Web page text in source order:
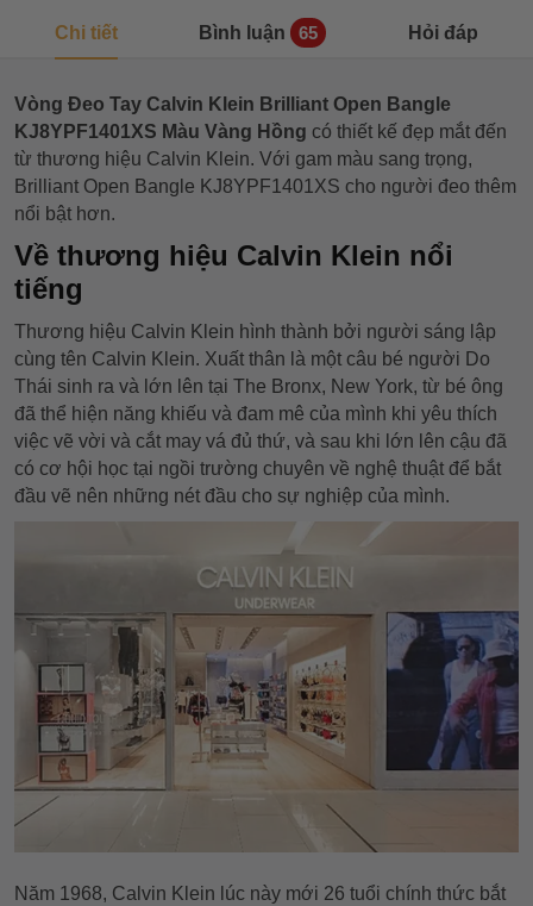
Chi tiết Bình luận 65 Hỏi đáp
Vòng Đeo Tay Calvin Klein Brilliant Open Bangle
KJ8YPF1401XS Màu Vàng Hồng có thiết kế đẹp mắt đến
từ thương hiệu Calvin Klein. Với gam màu sang trọng,
Brilliant Open Bangle KJ8YPF1401XS cho người đeo thêm
nổi bật hơn.
Về thương hiệu Calvin Klein nổi
tiếng
Thương hiệu Calvin Klein hình thành bởi người sáng lập
cùng tên Calvin Klein. Xuất thân là một câu bé người Do
Thái sinh ra và lớn lên tại The Bronx, New York, từ bé ông
đã thể hiện năng khiếu và đam mê của mình khi yêu thích
việc vẽ vời và cắt may vá đủ thứ, và sau khi lớn lên cậu đã
có cơ hội học tại ngồi trường chuyên về nghệ thuật để bắt
đầu vẽ nên những nét đầu cho sự nghiệp của mình.
Năm 1968, Calvin Klein lúc này mới 26 tuổi chính thức bắt